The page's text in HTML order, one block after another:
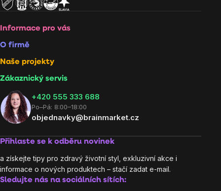
Informace pro vás
O firmě
Naše projekty
Zákaznický servis
‭+420 555 333 688
Po–Pá: 8:00–18:00
objednavky@brainmarket.cz
Přihlaste se k odběru novinek
a získejte tipy pro zdravý životní styl, exkluzivní akce i
informace o nových produktech – stačí zadat e-mail.
Sledujte nás na sociálních sítích: